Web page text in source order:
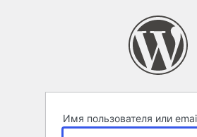
Имя пользователя или